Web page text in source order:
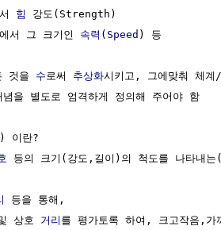
힘
강도(Strength)
에서 그 크기인 속력 ( Speed ) 등
것을 수 로써 추상화시키고, 그에맞춰 체
을 별도로 엄격하게 정의해 주어야 함
이란?
등의 크기(강도,길이)의 척도를 나타내
등을 통해,
상호
거리 를 평가토록 하여, 크고작음,가